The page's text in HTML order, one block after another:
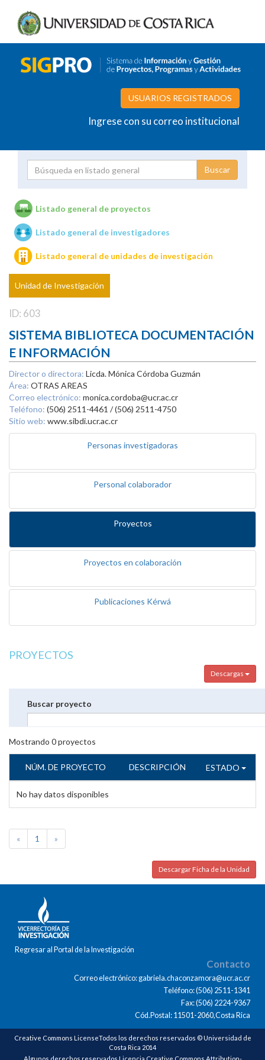
USUARIOS REGISTRADOS
Ingrese con su correo institucional
Unidades de investigación
Listado general de proyectos
Listado general de investigadores
Listado general de unidades de investigación
Unidad de Investigación
ID: 603
SISTEMA BIBLIOTECA DOCUMENTACIÓN
E INFORMACIÓN
Director o directora: Licda. Mónica Córdoba Guzmán
Área: OTRAS AREAS
Correo electrónico: monica.cordoba@ucr.ac.cr
Teléfono: (506) 2511-4461 / (506) 2511-4750
Sitio web: www.sibdi.ucr.ac.cr
Personas investigadoras
Personal colaborador
Proyectos
Proyectos en colaboración
Publicaciones Kérwá
PROYECTOS
Descargas
Buscar proyecto
Mostrando 0proyectos
NÚM. DE PROYECTO DESCRIPCIÓN ESTADO
No hay datos disponibles
« 1 »
Descargar Ficha de la Unidad
Regresar al Portal de la Investigación
Contacto
Correo electrónico: gabriela.chaconzamora@ucr.ac.cr
Teléfono: (506) 2511-1341
Fax: (506) 2224-9367
Cód.Postal: 11501-2060,Costa Rica
Creative Commons LicenseTodos los derechos reservados © Universidad de
Costa Rica 2014